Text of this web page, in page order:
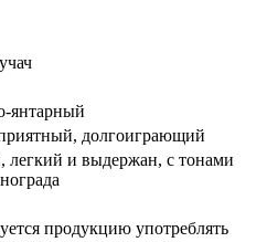
янтарный
долгоиграющий
и выдержан, с тонами
продукцию употреблять